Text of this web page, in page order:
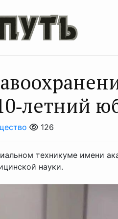
126
техникуме имени
науки.